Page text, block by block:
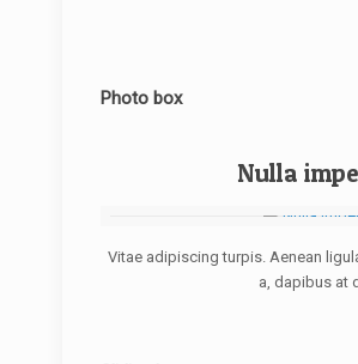
Photo box
Nulla
Vitae adipiscing turpis. Aenean
a, dapibus at